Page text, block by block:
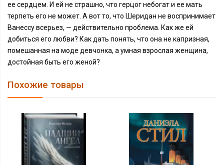
ее сердцем. И ей не страшно, что герцог небогат и ее мать
терпеть его не может. А вот то, что Шеридан не воспринимает
Ванессу всерьез, — действительно проблема. Как же ей
добиться его любви? Как дать понять, что она не капризная,
помешанная на моде девчонка, а умная взрослая женщина,
достойная быть его женой?
Похожие товары